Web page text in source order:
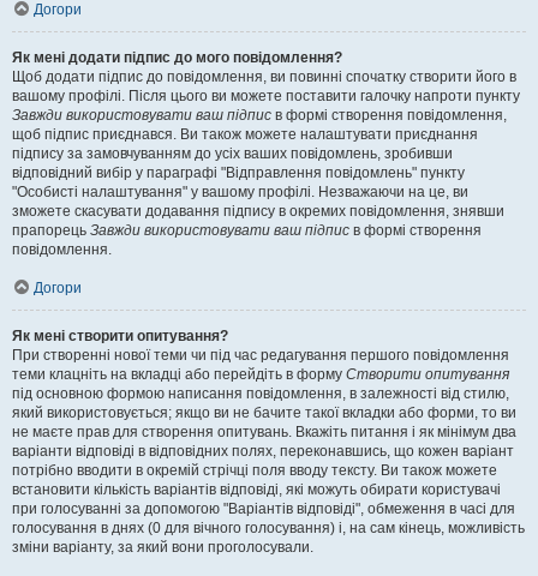
Догори
Як мені додати підпис до мого повідомлення?
Щоб додати підпис до повідомлення, ви повинні спочатку створити його в
вашому профілі. Після цього ви можете поставити галочку напроти пункту
Завжди використовувати ваш підпис в формі створення повідомлення,
щоб підпис приєднався. Ви також можете налаштувати приєднання
підпису за замовчуванням до усіх ваших повідомлень, зробивши
відповідний вибір у параграфі "Відправлення повідомлень" пункту
"Особисті налаштування" у вашому профілі. Незважаючи на це, ви
зможете скасувати додавання підпису в окремих повідомлення, знявши
прапорець Завжди використовувати ваш підпис в формі створення
повідомлення.
Догори
Як мені створити опитування?
При створенні нової теми чи під час редагування першого повідомлення
теми клацніть на вкладці або перейдіть в форму Створити опитування
під основною формою написання повідомлення, в залежності від стилю,
який використовується; якщо ви не бачите такої вкладки або форми, то ви
не маєте прав для створення опитувань. Вкажіть питання і як мінімум два
варіанти відповіді в відповідних полях, переконавшись, що кожен варіант
потрібно вводити в окремій стрічці поля вводу тексту. Ви також можете
встановити кількість варіантів відповіді, які можуть обирати користувачі
при голосуванні за допомогою "Варіантів відповіді", обмеження в часі для
голосування в днях (0 для вічного голосування) і, на сам кінець, можливість
зміни варіанту, за який вони проголосували.